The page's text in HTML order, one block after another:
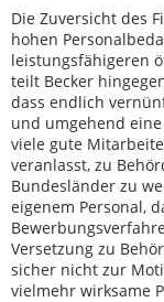
Die Zuversicht des
hohen
leistungsfähigeren
teilt Becker
dass endlich
und umgehend
viele gute
veranlasst, zu
Bundesländer zu
eigenem Personal,
Versetzung zu
sicher nicht zur
vielmehr wirksame